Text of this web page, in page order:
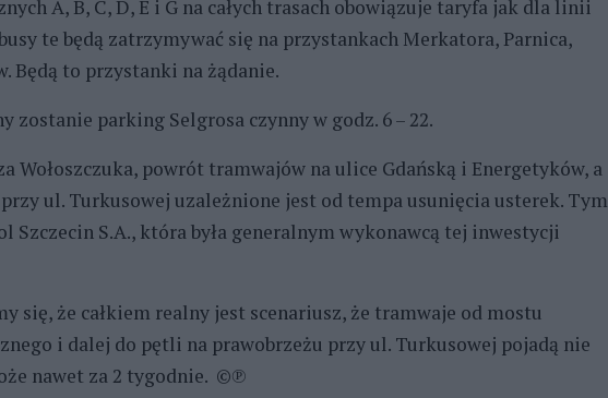
A, B, C, D, E i G na całych trasach obowiązuje taryfa jak dla linii
te będą zatrzymywać się na przystankach Merkatora, Parnica,
Będą to przystanki na żądanie.
zostanie parking Selgrosa czynny w godz. 6 – 22.
Wołoszczuka, powrót tramwajów na ulice Gdańską i Energetyków, a
ul. Turkusowej uzależnione jest od tempa usunięcia usterek. Tym
Szczecin S.A., która była generalnym wykonawcą tej inwestycji
się, że całkiem realny jest scenariusz, że tramwaje od mostu
i dalej do pętli na prawobrzeżu przy ul. Turkusowej pojadą nie
nawet za 2 tygodnie. ©℗